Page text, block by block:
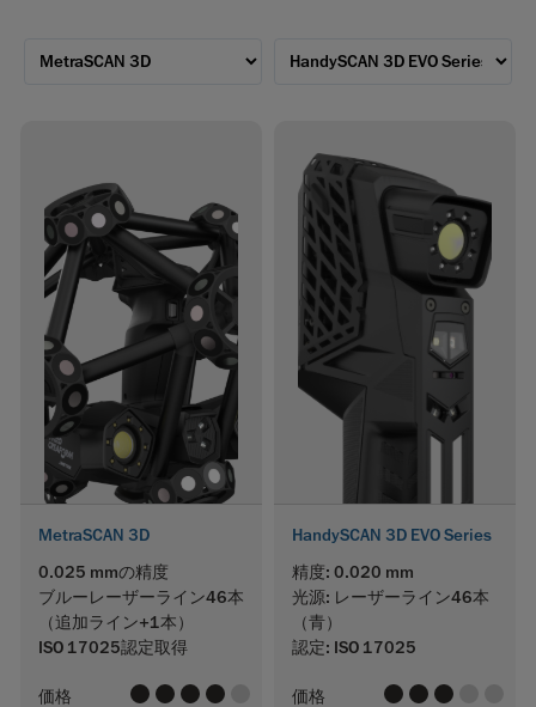
MetraSCAN 3D
0.025 mmの精度
ブルーレーザーライン46本
（追加ライン+1本）
ISO 17025認定取得
価格 valuevaluevaluevalue
HandySCAN 3D EVO Series
精度: 0.020 mm
光源: レーザーライン46本
（青）
認定: ISO 17025
価格 valuevaluevalue